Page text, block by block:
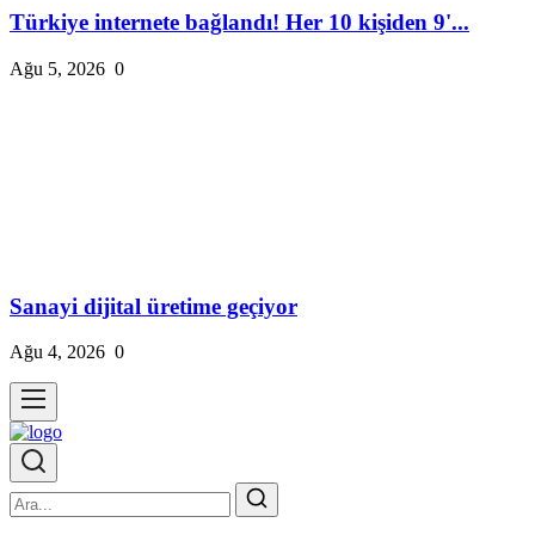
Türkiye internete bağlandı! Her 10 kişiden 9'...
Ağu 5, 2026 0
Sanayi dijital üretime geçiyor
Ağu 4, 2026 0